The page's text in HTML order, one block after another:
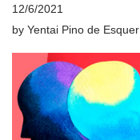
12/6/2021
by Yentai Pino de Esquer